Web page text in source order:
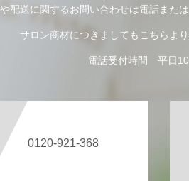
配送に関するお問い合わせは電話また
サロン商材につきましてもこちらよ
電話受付時間 平日
0120-921-368